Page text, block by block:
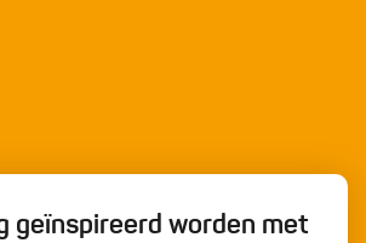
geïnspireerd worden met